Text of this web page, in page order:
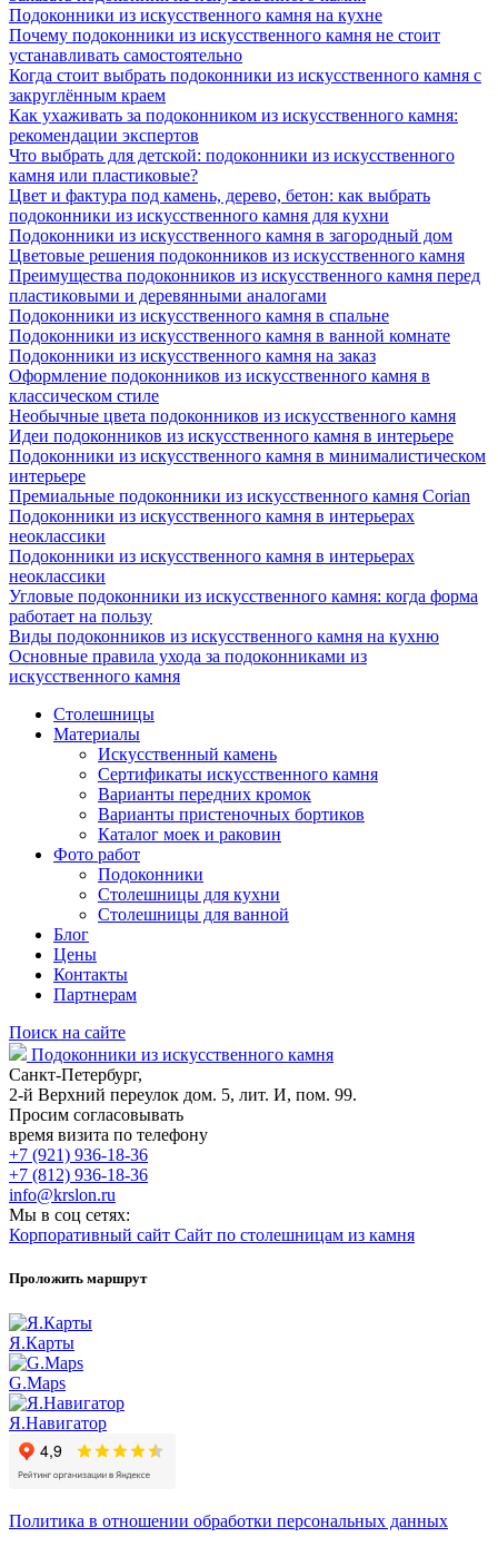
Подоконники из искусственного камня на кухне
Почему подоконники из искусственного камня не стоит
устанавливать самостоятельно
Когда стоит выбрать подоконники из искусственного камня с
закруглённым краем
Как ухаживать за подоконником из искусственного камня:
рекомендации экспертов
Что выбрать для детской: подоконники из искусственного
камня или пластиковые?
Цвет и фактура под камень, дерево, бетон: как выбрать
подоконники из искусственного камня для кухни
Подоконники из искусственного камня в загородный дом
Цветовые решения подоконников из искусственного камня
Преимущества подоконников из искусственного камня перед
пластиковыми и деревянными аналогами
Подоконники из искусственного камня в спальне
Подоконники из искусственного камня в ванной комнате
Подоконники из искусственного камня на заказ
Оформление подоконников из искусственного камня в
классическом стиле
Необычные цвета подоконников из искусственного камня
Идеи подоконников из искусственного камня в интерьере
Подоконники из искусственного камня в минималистическом
интерьере
Премиальные подоконники из искусственного камня Corian
Подоконники из искусственного камня в интерьерах
неоклассики
Подоконники из искусственного камня в интерьерах
неоклассики
Угловые подоконники из искусственного камня: когда форма
работает на пользу
Виды подоконников из искусственного камня на кухню
Основные правила ухода за подоконниками из
искусственного камня
Столешницы
Материалы
Искусственный камень
Сертификаты искусственного камня
Варианты передних кромок
Варианты пристеночных бортиков
Каталог моек и раковин
Фото работ
Подоконники
Столешницы для кухни
Столешницы для ванной
Блог
Цены
Контакты
Партнерам
Поиск на сайте
Подоконники из искусственного камня
Санкт-Петербург,
2-й Верхний переулок дом. 5, лит. И, пом. 99.
Просим согласовывать
время визита по телефону
+7 (921) 936-18-36
+7 (812) 936-18-36
info@krslon.ru
Мы в соц сетях:
Корпоративный сайт Сайт по столешницам из камня
Проложить маршрут
Я.Карты
G.Maps
Я.Навигатор
Политика в отношении обработки персональных данных